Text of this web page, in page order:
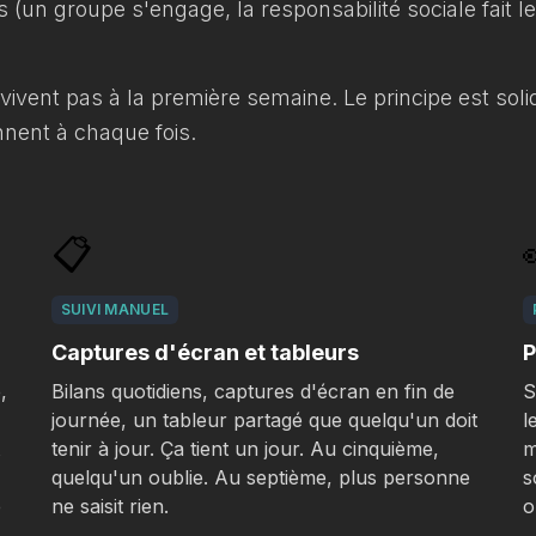
(un groupe s'engage, la responsabilité sociale fait
pas à la première semaine. Le principe est
à chaque fois.
📋
SUIVI MANUEL
Captures d'écran et tableurs
Bilans quotidiens, captures d'écran en fin de
journée, un tableur partagé que quelqu'un doit
tenir à jour. Ça tient un jour. Au cinquième,
quelqu'un oublie. Au septième, plus personne
ne saisit rien.